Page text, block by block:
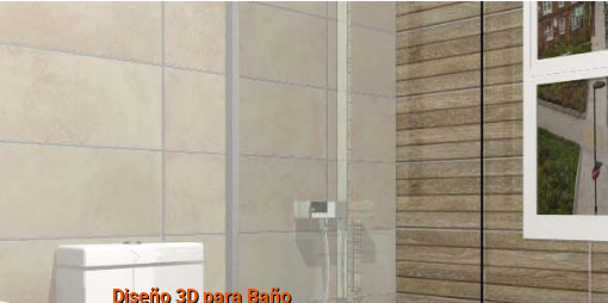
Diseño 3D para Baño